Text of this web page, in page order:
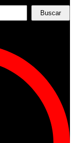
Buscar